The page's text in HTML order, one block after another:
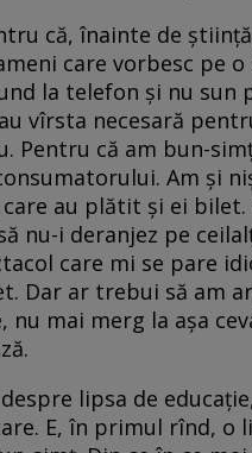
că, înainte de
care vorbesc pe
la telefon și nu sun
vîrsta necesară
Pentru că am bun-
Am și
au plătit și ei
nu-i deranjez pe
care mi se pare
Dar ar trebui să am
nu mai merg la așa
lipsa de
E, în primul rînd, o